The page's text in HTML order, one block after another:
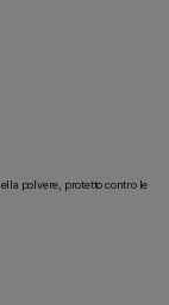
polvere, protetto contro le